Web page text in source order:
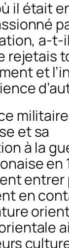
il était
a-t-il
rejetais
et
et sa
à la
en
entrer
en